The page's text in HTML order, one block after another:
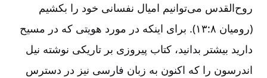
روح‌القدس می‌توانیم امیال نفسانی خود را بکشیم
(رومیان ۸:‏۱۳). برای اینکه در مورد هویتی که در مسیح
دارید بیشتر بدانید، کتاب پیروزی بر تاریکی نوشته نیل
اندرسون را که اکنون به زبان فارسی نیز در دسترس